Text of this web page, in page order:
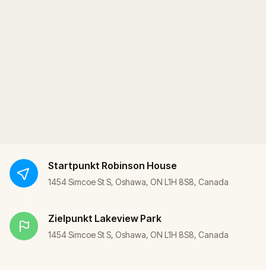
Startpunkt Robinson House
1454 Simcoe St S, Oshawa, ON L1H 8S8, Canada
Zielpunkt Lakeview Park
1454 Simcoe St S, Oshawa, ON L1H 8S8, Canada